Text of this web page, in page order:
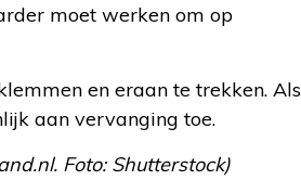
moet werken om op
en eraan te trekken. Als
aan vervanging toe.
Foto: Shutterstock)